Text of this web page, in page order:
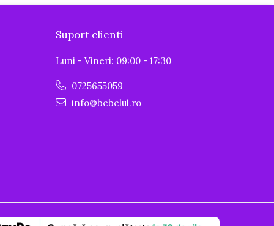
Suport clienti
Luni - Vineri: 09:00 - 17:30
0725655059
info@bebelul.ro